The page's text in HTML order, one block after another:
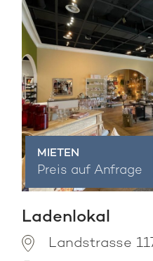
MIETEN
Preis auf Anfrage
Ladenlokal
Landstrasse